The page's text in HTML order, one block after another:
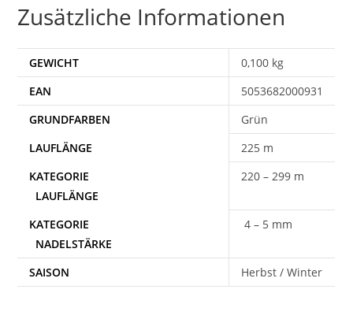
Zusätzliche Informationen
GEWICHT
0,100 kg
EAN
5053682000931
Grün
225 m
220 – 299 m
4 – 5 mm
SAISON Herbst / Winter